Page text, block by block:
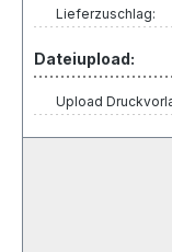
Lieferzuschlag:
Dateiupload:
Upload